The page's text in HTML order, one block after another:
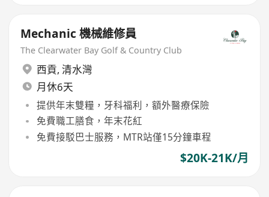
Mechanic 機械維修員
The Clearwater Bay Golf & Country Club
西貢, 清水灣
月休6天
提供年末雙糧，牙科福利，額外醫療保險
免費職工膳食，年末花紅
免費接駁巴士服務，MTR站僅15分鐘車程
$20K-21K/月